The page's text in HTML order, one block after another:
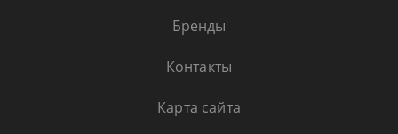
Бренды
Контакты
Карта сайта